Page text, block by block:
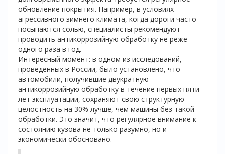
обновление покрытия. Например, в условиях
агрессивного зимнего климата, когда дороги часто
посыпаются солью, специалисты рекомендуют
проводить антикоррозийную обработку не реже
одного раза в год.
Интересный момент: в одном из исследований,
проведенных в России, было установлено, что
автомобили, получившие двукратную
антикоррозийную обработку в течение первых пяти
лет эксплуатации, сохраняют свою структурную
целостность на 30% лучше, чем машины без такой
обработки. Это значит, что регулярное внимание к
состоянию кузова не только разумно, но и
экономически обосновано.